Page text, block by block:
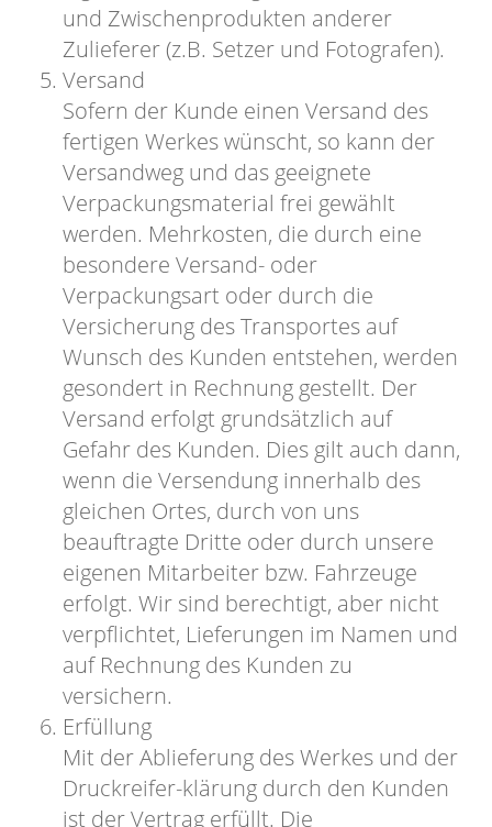
und Zwischenprodukten anderer
Zulieferer (z.B. Setzer und Fotografen).
Versand
Sofern der Kunde einen Versand des
fertigen Werkes wünscht, so kann der
Versandweg und das geeignete
Verpackungsmaterial frei gewählt
werden. Mehrkosten, die durch eine
besondere Versand- oder
Verpackungsart oder durch die
Versicherung des Transportes auf
Wunsch des Kunden entstehen, werden
gesondert in Rechnung gestellt. Der
Versand erfolgt grundsätzlich auf
Gefahr des Kunden. Dies gilt auch dann,
wenn die Versendung innerhalb des
gleichen Ortes, durch von uns
beauftragte Dritte oder durch unsere
eigenen Mitarbeiter bzw. Fahrzeuge
erfolgt. Wir sind berechtigt, aber nicht
verpflichtet, Lieferungen im Namen und
auf Rechnung des Kunden zu
versichern.
Erfüllung
Mit der Ablieferung des Werkes und der
Druckreifer-klärung durch den Kunden
ist der Vertrag erfüllt. Die